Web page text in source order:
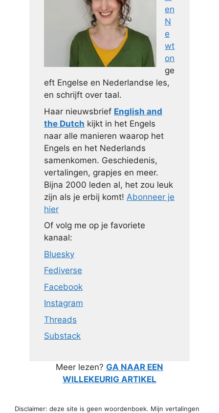
en
N
e
wt
on
ge
eft Engelse en Nederlandse les,
en schrijft over taal.
Haar nieuwsbrief English and
the Dutch kijkt in het Engels
naar alle manieren waarop het
Engels en het Nederlands
samenkomen. Geschiedenis,
vertalingen, grapjes en meer.
Bijna 2000 leden al, het zou leuk
zijn als je erbij komt! Abonneer je
hier
Of volg me op je favoriete
kanaal:
Bluesky
Fediverse
Facebook
Instagram
Threads
Substack
Meer lezen? GA NAAR EEN
WILLEKEURIG ARTIKEL
Disclaimer: deze site is geen woordenboek. Mijn vertalingen